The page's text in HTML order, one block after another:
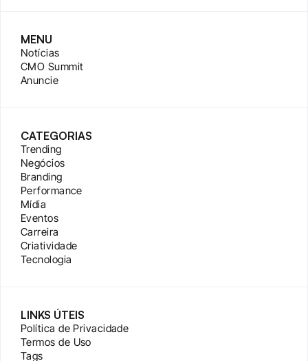
MENU
Notícias
CMO Summit
Anuncie
CATEGORIAS
Trending
Negócios
Branding
Performance
Mídia
Eventos
Carreira
Criatividade
Tecnologia
LINKS ÚTEIS
Política de Privacidade
Termos de Uso
Tags